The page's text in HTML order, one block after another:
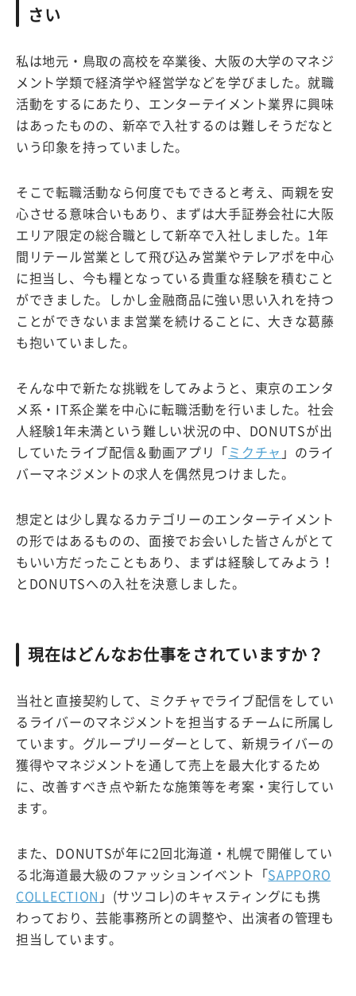
さい
私は地元・鳥取の高校を卒業後、大阪の大学のマネジ
メント学類で経済学や経営学などを学びました。就職
活動をするにあたり、エンターテイメント業界に興味
はあったものの、新卒で入社するのは難しそうだなと
いう印象を持っていました。
そこで転職活動なら何度でもできると考え、両親を安
心させる意味合いもあり、まずは大手証券会社に大阪
エリア限定の総合職として新卒で入社しました。1年
間リテール営業として飛び込み営業やテレアポを中心
に担当し、今も糧となっている貴重な経験を積むこと
ができました。しかし金融商品に強い思い入れを持つ
ことができないまま営業を続けることに、大きな葛藤
も抱いていました。
そんな中で新たな挑戦をしてみようと、東京のエンタ
メ系・IT系企業を中心に転職活動を行いました。社会
人経験1年未満という難しい状況の中、DONUTSが出
していたライブ配信＆動画アプリ「 ミクチャ 」のライ
バーマネジメントの求人を偶然見つけました。
想定とは少し異なるカテゴリーのエンターテイメント
の形ではあるものの、面接でお会いした皆さんがとて
もいい方だったこともあり、まずは経験してみよう！
とDONUTSへの入社を決意しました。
現在はどんなお仕事をされていますか？
当社と直接契約して、ミクチャでライブ配信をしてい
るライバーのマネジメントを担当するチームに所属し
ています。グループリーダーとして、新規ライバーの
獲得やマネジメントを通して売上を最大化するため
に、改善すべき点や新たな施策等を考案・実行してい
ます。
また、DONUTSが年に2回北海道・札幌で開催してい
る北海道最大級のファッションイベント「 SAPPORO
COLLECTION 」(サツコレ)のキャスティングにも携
わっており、芸能事務所との調整や、出演者の管理も
担当しています。